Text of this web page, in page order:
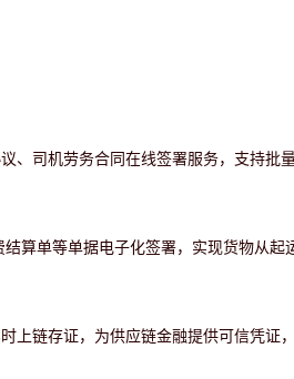
、司机劳务合同在线签署服务，支持批
算单等单据电子化签署，实现货物从起
上链存证，为供应链金融提供可信凭证